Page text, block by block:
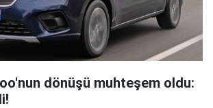
dönüşü muhteşem oldu: